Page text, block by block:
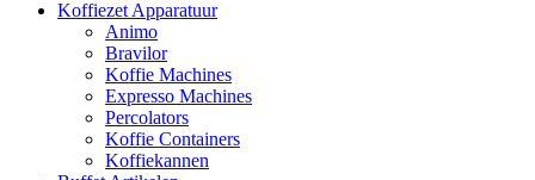
Koffiezet Apparatuur
Animo
Bravilor
Koffie Machines
Expresso Machines
Percolators
Koffie Containers
Koffiekannen